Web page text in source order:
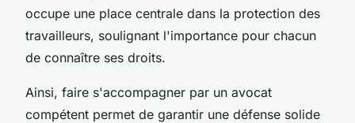
occupe une place centrale dans la protection des
travailleurs, soulignant l'importance pour chacun
de connaître ses droits.
Ainsi, faire s'accompagner par un avocat
compétent permet de garantir une défense solide